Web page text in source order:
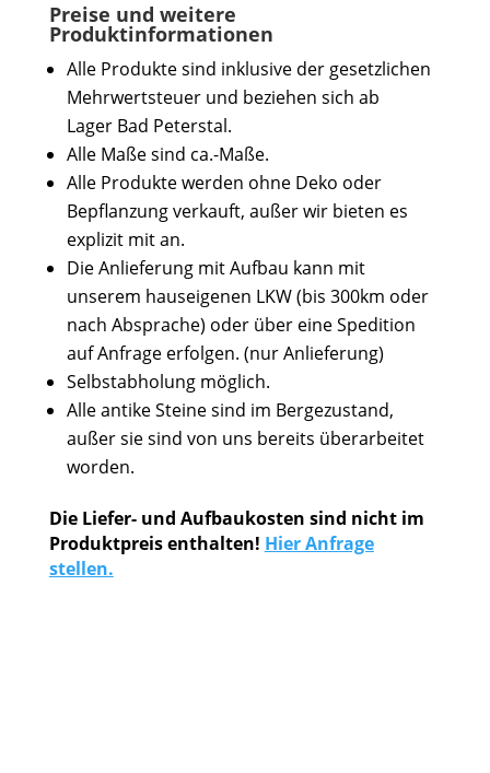
Preise und weitere
Produktinformationen
Alle Produkte sind inklusive der gesetzlichen
Mehrwertsteuer und beziehen sich ab
Lager Bad Peterstal.
Alle Maße sind ca.-Maße.
Alle Produkte werden ohne Deko oder
Bepflanzung verkauft, außer wir bieten es
explizit mit an.
Die Anlieferung mit Aufbau kann mit
unserem hauseigenen LKW (bis 300km oder
nach Absprache) oder über eine Spedition
auf Anfrage erfolgen. (nur Anlieferung)
Selbstabholung möglich.
Alle antike Steine sind im Bergezustand,
außer sie sind von uns bereits überarbeitet
worden.
Die Liefer- und Aufbaukosten sind nicht im
Produktpreis enthalten! Hier Anfrage
stellen.